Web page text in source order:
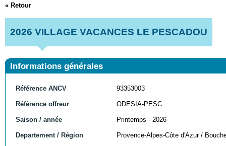
« Retour
2026 VILLAGE VACANCES LE PESCADOU
Informations générales
Référence ANCV 93353003
Référence offreur ODESIA-PESC
Saison / année Printemps - 2026
Departement / Région Provence-Alpes-Côte d'Azur /